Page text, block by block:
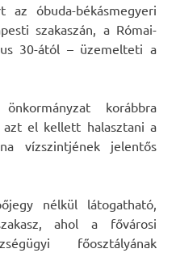
az óbuda-békásmegyeri
szakaszán, a Római-
30-ától – üzemelteti a
korábbra
el kellett halasztani a
vízszintjének jelentős
nélkül látogatható,
ahol a fővárosi
főosztályának